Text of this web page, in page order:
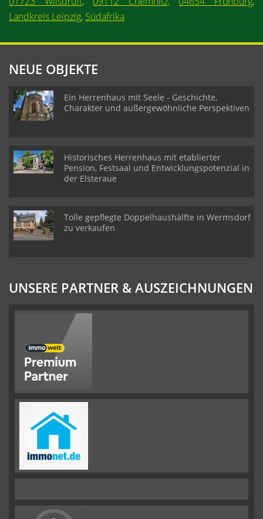
Landkreis Leipzig, Südafrika
NEUE OBJEKTE
Ein Herrenhaus mit Seele - Geschichte,
Charakter und außergewöhnliche Perspektiven
Historisches Herrenhaus mit etablierter
Pension, Festsaal und Entwicklungspotenzial in
der Elsteraue
Tolle gepflegte Doppelhaushälfte in Wermsdorf
zu verkaufen
UNSERE PARTNER & AUSZEICHNUNGEN